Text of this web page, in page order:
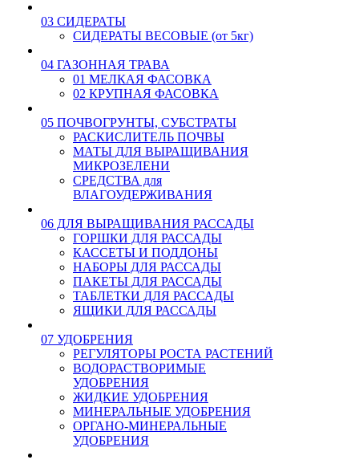
03 СИДЕРАТЫ
СИДЕРАТЫ ВЕСОВЫЕ (от 5кг)
04 ГАЗОННАЯ ТРАВА
01 МЕЛКАЯ ФАСОВКА
02 КРУПНАЯ ФАСОВКА
05 ПОЧВОГРУНТЫ, СУБСТРАТЫ
РАСКИСЛИТЕЛЬ ПОЧВЫ
МАТЫ ДЛЯ ВЫРАЩИВАНИЯ
МИКРОЗЕЛЕНИ
СРЕДСТВА для
ВЛАГОУДЕРЖИВАНИЯ
06 ДЛЯ ВЫРАЩИВАНИЯ РАССАДЫ
ГОРШКИ ДЛЯ РАССАДЫ
КАССЕТЫ И ПОДДОНЫ
НАБОРЫ ДЛЯ РАССАДЫ
ПАКЕТЫ ДЛЯ РАССАДЫ
ТАБЛЕТКИ ДЛЯ РАССАДЫ
ЯЩИКИ ДЛЯ РАССАДЫ
07 УДОБРЕНИЯ
РЕГУЛЯТОРЫ РОСТА РАСТЕНИЙ
ВОДОРАСТВОРИМЫЕ
УДОБРЕНИЯ
ЖИДКИЕ УДОБРЕНИЯ
МИНЕРАЛЬНЫЕ УДОБРЕНИЯ
ОРГАНО-МИНЕРАЛЬНЫЕ
УДОБРЕНИЯ